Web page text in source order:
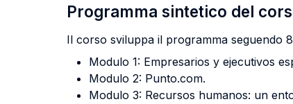
Programma sintetico del
Il corso sviluppa il programma seguendo
Modulo 1: Empresarios y ejecutivos
Modulo 2: Punto.com.
Modulo 3: Recursos humanos: un